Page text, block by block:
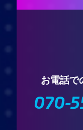
お電話で
070-